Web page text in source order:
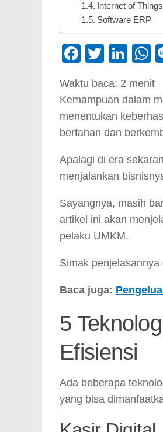
Internet of Things
Software ERP
Facebook
Twitter
Waktu baca: 2 menit
Kemampuan dalam
menentukan
bertahan dan
Apalagi di era
menjalankan
Sayangnya, masih
artikel ini akan
pelaku UMKM.
Simak penjelasannya
Baca juga:
5
Efisiensi
Ada beberapa
yang bisa